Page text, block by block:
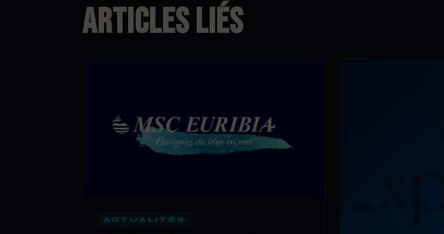
ARTICLES LIÉS
ACTUALITÉS